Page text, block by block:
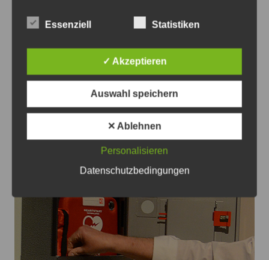
Feuerwehr Polizei
Beitragsnavigation
Zurück Weiter
Das könnte Sie auch interessieren
Essenziell Statistiken
✓ Akzeptieren
Auswahl speichern
✕ Ablehnen
Personalisieren
Datenschutzbedingungen